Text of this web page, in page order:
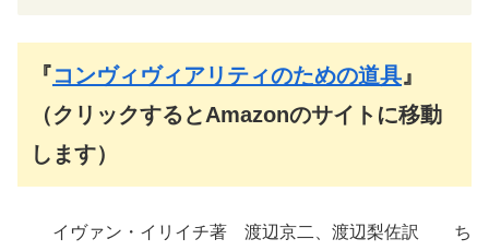
『コンヴィヴィアリティのための道具』
（クリックするとAmazonのサイトに移動
します）
イヴァン・イリイチ著 渡辺京二、渡辺梨佐訳 ち